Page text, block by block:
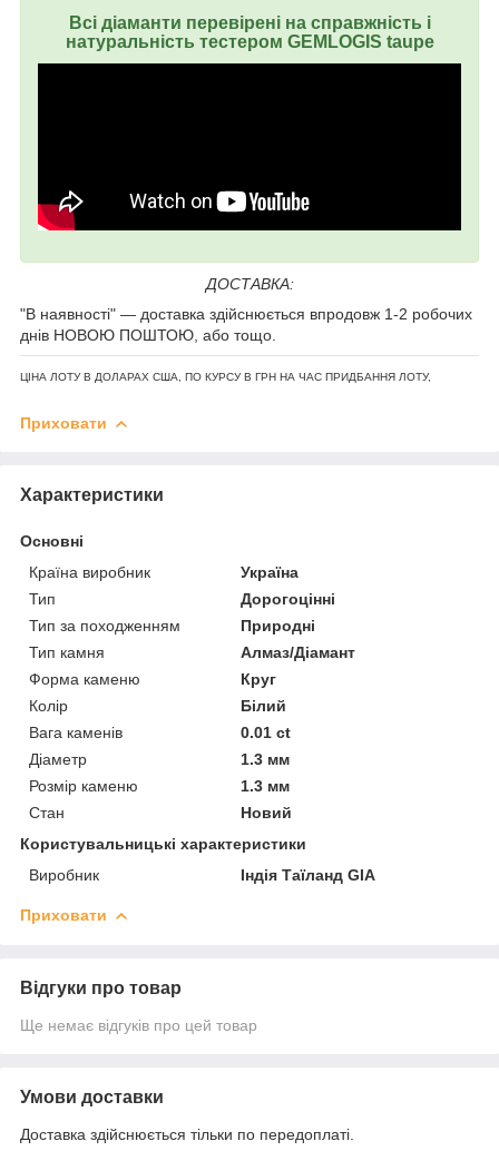
Всі діаманти перевірені на справжність і
натуральність тестером GEMLOGIS taupe
ДОСТАВКА:
"В наявності" — доставка здійснюється впродовж 1-2 робочих
днів НОВОЮ ПОШТОЮ, або тощо.
ЦІНА ЛОТУ В ДОЛАРАХ США, ПО КУРСУ В ГРН НА ЧАС ПРИДБАННЯ ЛОТУ,
Приховати
Характеристики
Основні
Країна виробник
Україна
Тип
Дорогоцінні
Тип за походженням
Природні
Тип камня
Алмаз/Діамант
Форма каменю
Круг
Колір
Білий
Вага каменів
0.01 ct
Діаметр
1.3 мм
Розмір каменю
1.3 мм
Стан
Новий
Користувальницькі характеристики
Виробник
Індія Таїланд GIA
Приховати
Відгуки про товар
Ще немає відгуків про цей товар
Умови доставки
Доставка здійснюється тільки по передоплаті.